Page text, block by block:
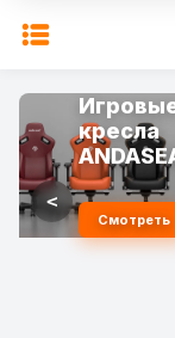
кресла
Смотреть
<